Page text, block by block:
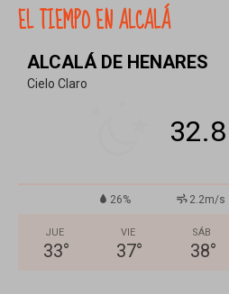
EL TIEMPO EN ALCALÁ
ALCALÁ DE HENARES
Cielo Claro
32.8
26% 2.2m/s
JUE
33°
VIE
37°
SÁB
38°